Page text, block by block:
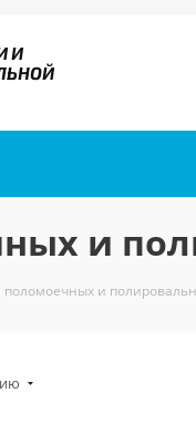
И
и
поломоечных и